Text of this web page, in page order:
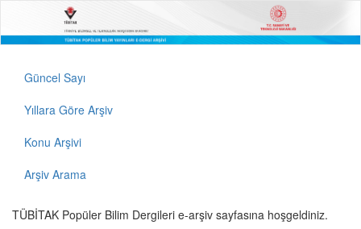
Güncel Sayı
Yıllara Göre Arşiv
Konu Arşivi
Arşiv Arama
TÜBİTAK Popüler Bilim Dergileri e-arşiv sayfasına hoşgeldiniz.